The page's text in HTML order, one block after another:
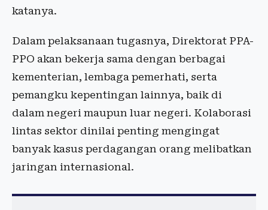
katanya.
Dalam pelaksanaan tugasnya, Direktorat PPA-
PPO akan bekerja sama dengan berbagai
kementerian, lembaga pemerhati, serta
pemangku kepentingan lainnya, baik di
dalam negeri maupun luar negeri. Kolaborasi
lintas sektor dinilai penting mengingat
banyak kasus perdagangan orang melibatkan
jaringan internasional.